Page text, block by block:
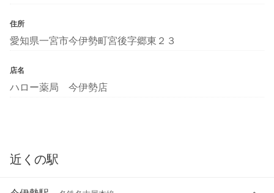
住所
愛知県一宮市今伊勢町宮後字郷東２３
店名
ハロー薬局 今伊勢店
近くの駅